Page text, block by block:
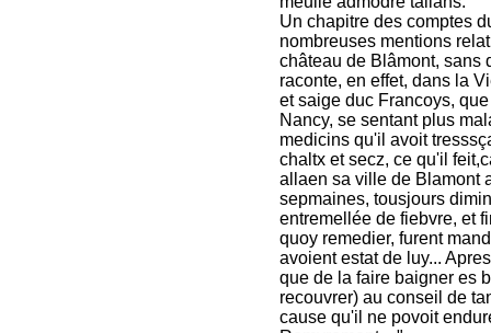
Un chapitre des comptes
nombreuses mentions
château de Blâmont, sans
raconte, en effet, dans la
et saige duc Francoys,
Nancy, se sentant plus
medicins qu'il avoit
chaltx et secz, ce qu'il
allaen sa ville de Blamont
sepmaines, tousjours
entremellée de fiebvre, et
quoy remedier, furent
avoient estat de luy...
que de la faire baigner es
recouvrer) au conseil de
cause qu'il ne povoit